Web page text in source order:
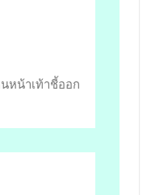
หน้าเท้าชี้ออก